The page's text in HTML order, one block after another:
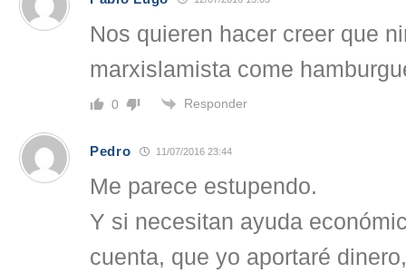
Nos quieren hacer creer que
marxislamista come
0 Responder
Pedro 11/07/2016 23:44
Me parece estupendo.
Y si necesitan ayuda
cuenta, que yo aportaré